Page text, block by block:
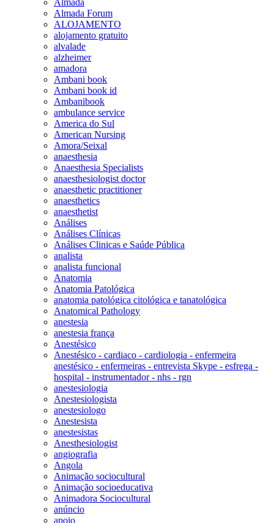
Almada Forum
ALOJAMENTO
alojamento gratuito
alvalade
alzheimer
amadora
Ambani book
Ambani book id
Ambanibook
ambulance service
America do Sul
American Nursing
Amora/Seixal
anaesthesia
Anaesthesia Specialists
anaesthesiologist doctor
anaesthetic practitioner
anaesthetics
anaesthetist
Análises
Análises Clínicas
Análises Clinicas e Saúde Pública
analista
analista funcional
Anatomia
Anatomia Patológica
anatomia patológica citológica e tanatológica
Anatomical Pathology
anestesia
anestesia frança
Anestésico
Anestésico - cardiaco - cardiologia - enfermeira
anestésico - enfermeiras - entrevista Skype - esfrega -
hospital - instrumentador - nhs - rgn
anestesiologia
Anestesiologista
anestesiologo
Anestesista
anestesistas
Anesthesiologist
angiografia
Angola
Animação sociocultural
Animação socioeducativa
Animadora Sociocultural
anúncio
apoio